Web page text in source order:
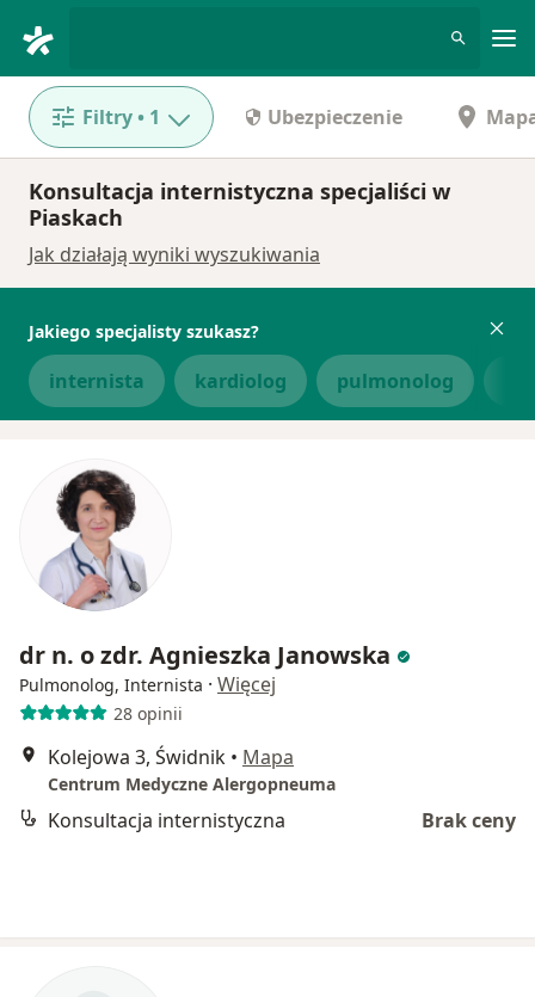
Filtry• 1 Ubezpieczenie
Konsultacja internistyczna specjaliści w
Piaskach
Jak działają wyniki wyszukiwania
Jakiego specjalisty szukasz?
internista kardiolog pulmonolog
dr n. o zdr. Agnieszka Janowska
Pulmonolog, Internista · Więcej
28 opinii
Kolejowa 3, Świdnik • Mapa
Centrum Medyczne Alergopneuma
Konsultacja internistyczna Brak ceny